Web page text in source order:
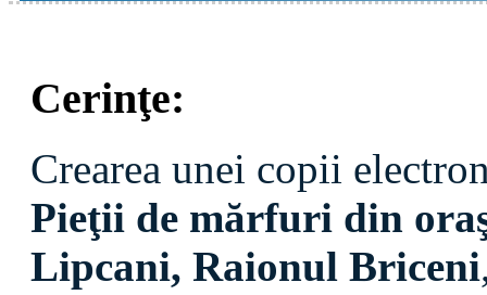
Cerinţe:
Crearea unei copii
Pieţii de mărfuri din
Lipcani, Raionul Briceni